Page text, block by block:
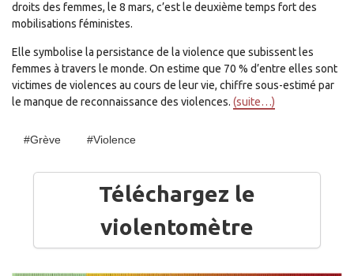
droits des femmes, le 8 mars, c’est le deuxième temps fort des
mobilisations féministes.
Elle symbolise la persistance de la violence que subissent les
femmes à travers le monde. On estime que 70 % d’entre elles sont
victimes de violences au cours de leur vie, chiffre sous-estimé par
le manque de reconnaissance des violences. (suite…)
#Grève #Violence
Téléchargez le
violentomètre